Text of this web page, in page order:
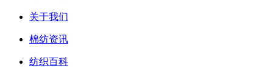
关于我们
棉纺资讯
纺织百科